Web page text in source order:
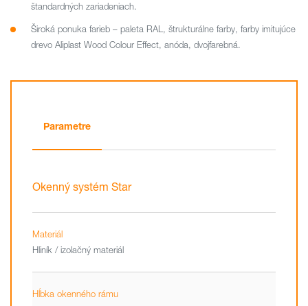
štandardných zariadeniach.
Široká ponuka farieb – paleta RAL, štrukturálne farby, farby imitujúce
drevo Aliplast Wood Colour Effect, anóda, dvojfarebná.
Parametre
Okenný systém Star
Materiál
Hliník / izolačný materiál
Hĺbka okenného rámu